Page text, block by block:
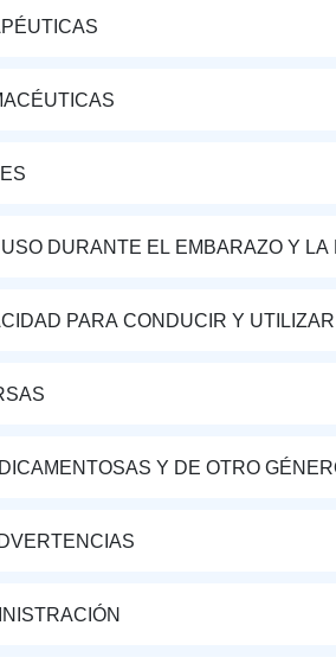
DURANTE EL EMBARAZO Y LA
PARA CONDUCIR Y
Y DE OTRO